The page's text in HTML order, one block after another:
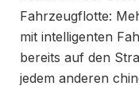
Fahrzeugflotte:
mit intelligenten
bereits auf den
jedem anderen